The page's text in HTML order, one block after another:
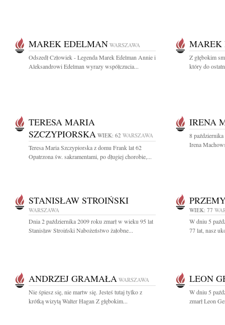
MAREK EDELMAN WARSZAWA
Odszedł Człowiek - Legenda Marek Edelman Annie i
Aleksandrowi Edelman wyrazy współczucia...
MAREK
Z głębokim
który do
TERESA MARIA
SZCZYPIORSKA WIEK: 62 WARSZAWA
Teresa Maria Szczypiorska z domu Frank lat 62
Opatrzona św. sakramentami, po długiej chorobie,...
IRENA
8 października
Irena
STANISŁAW STROIŃSKI
WARSZAWA
Dnia 2 października 2009 roku zmarł w wieku 95 lat
Stanisław Stroiński Nabożeństwo żałobne...
WIEK: 77
W dniu 5
77 lat, nasz
ANDRZEJ GRAMAŁA WARSZAWA
Nie śpiesz się, nie martw się. Jesteś tutaj tylko z
krótką wizytą Walter Hagan Z głębokim...
LEON
W dniu 5
zmarł Leon